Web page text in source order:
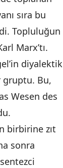
sıra bu
Topluluğun
Marx’tı.
diyalektik
Bu,
Wesen des
birbirine zıt
sonra